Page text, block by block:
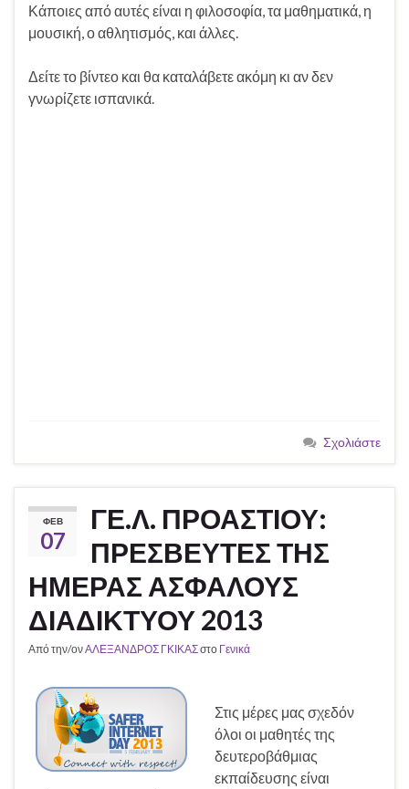
Κάποιες από αυτές είναι η φιλοσοφία, τα μαθηματικά, η
μουσική, ο αθλητισμός, και άλλες.
Δείτε το βίντεο και θα καταλάβετε ακόμη κι αν δεν
γνωρίζετε ισπανικά.
Σχολιάστε
ΦΕΒ
07
ΓΕ.Λ. ΠΡΟΑΣΤΙΟΥ:
ΠΡΕΣΒΕΥΤΕΣ ΤΗΣ
ΗΜΕΡΑΣ ΑΣΦΑΛΟΥΣ
ΔΙΑΔΙΚΤΥΟΥ 2013
Από την/ονΑΛΕΞΑΝΔΡΟΣ ΓΚΙΚΑΣστο Γενικά
Στις μέρες μας σχεδόν
όλοι οι μαθητές της
δευτεροβάθμιας
εκπαίδευσης είναι